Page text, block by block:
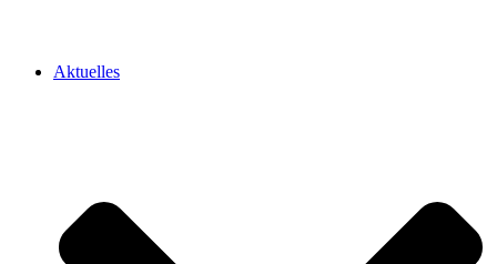
Aktuelles